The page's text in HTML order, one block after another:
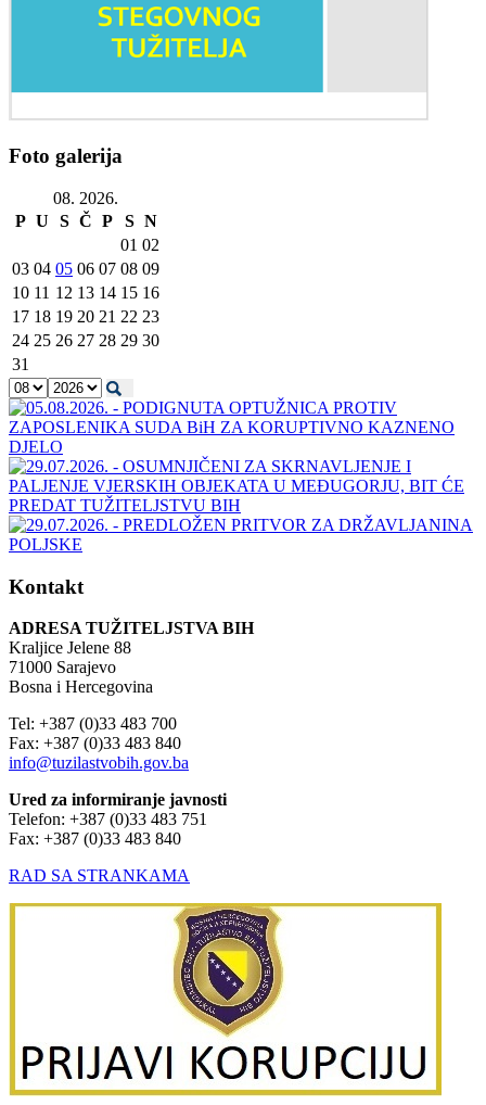
Foto galerija
08. 2026.
P U S Č P S N
01 02
03 04 05 06 07 08 09
10 11 12 13 14 15 16
17 18 19 20 21 22 23
24 25 26 27 28 29 30
31
Kontakt
ADRESA TUŽITELJSTVA BIH
Kraljice Jelene 88
71000 Sarajevo
Bosna i Hercegovina
Tel: +387 (0)33 483 700
Fax: +387 (0)33 483 840
info@tuzilastvobih.gov.ba
Ured za informiranje javnosti
Telefon: +387 (0)33 483 751
Fax: +387 (0)33 483 840
RAD SA STRANKAMA